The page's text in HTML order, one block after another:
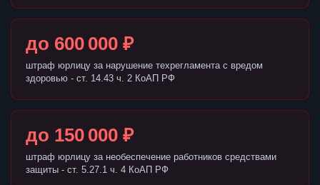
до 600 000 ₽
штраф юрлицу за нарушение техрегламента с вредом
здоровью - ст. 14.43 ч. 2 КоАП РФ
до 150 000 ₽
штраф юрлицу за необеспечение работников средствами
защиты - ст. 5.27.1 ч. 4 КоАП РФ